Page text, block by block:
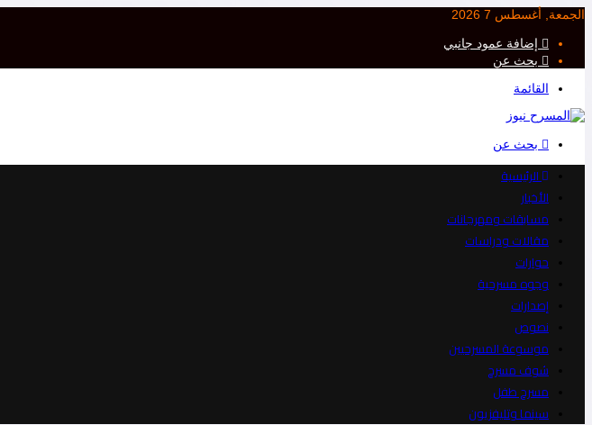
الجمعة, أغسطس 7 2026
إضافة عمود جانبي
بحث عن
القائمة
بحث عن
الرئيسية
الأخبار
مسابقات ومهرجانات
مقالات ودراسات
حوارات
وجوه مسرحية
إصدارات
نصوص
موسوعة المسرحيين
شوف مسرح
مسرح طفل
سينما وتليفزيون